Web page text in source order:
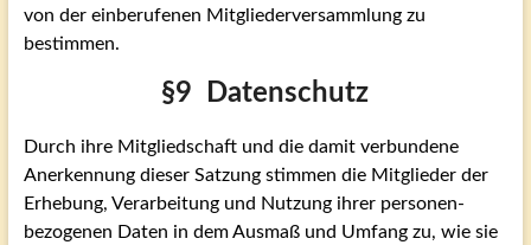
von der einberufenen Mitgliederversammlung zu
bestimmen.
§9 Datenschutz
Durch ihre Mitgliedschaft und die damit verbundene
Anerkennung dieser Satzung stimmen die Mitglieder der
Erhebung, Verarbeitung und Nutzung ihrer personen-
bezogenen Daten in dem Ausmaß und Umfang zu, wie sie